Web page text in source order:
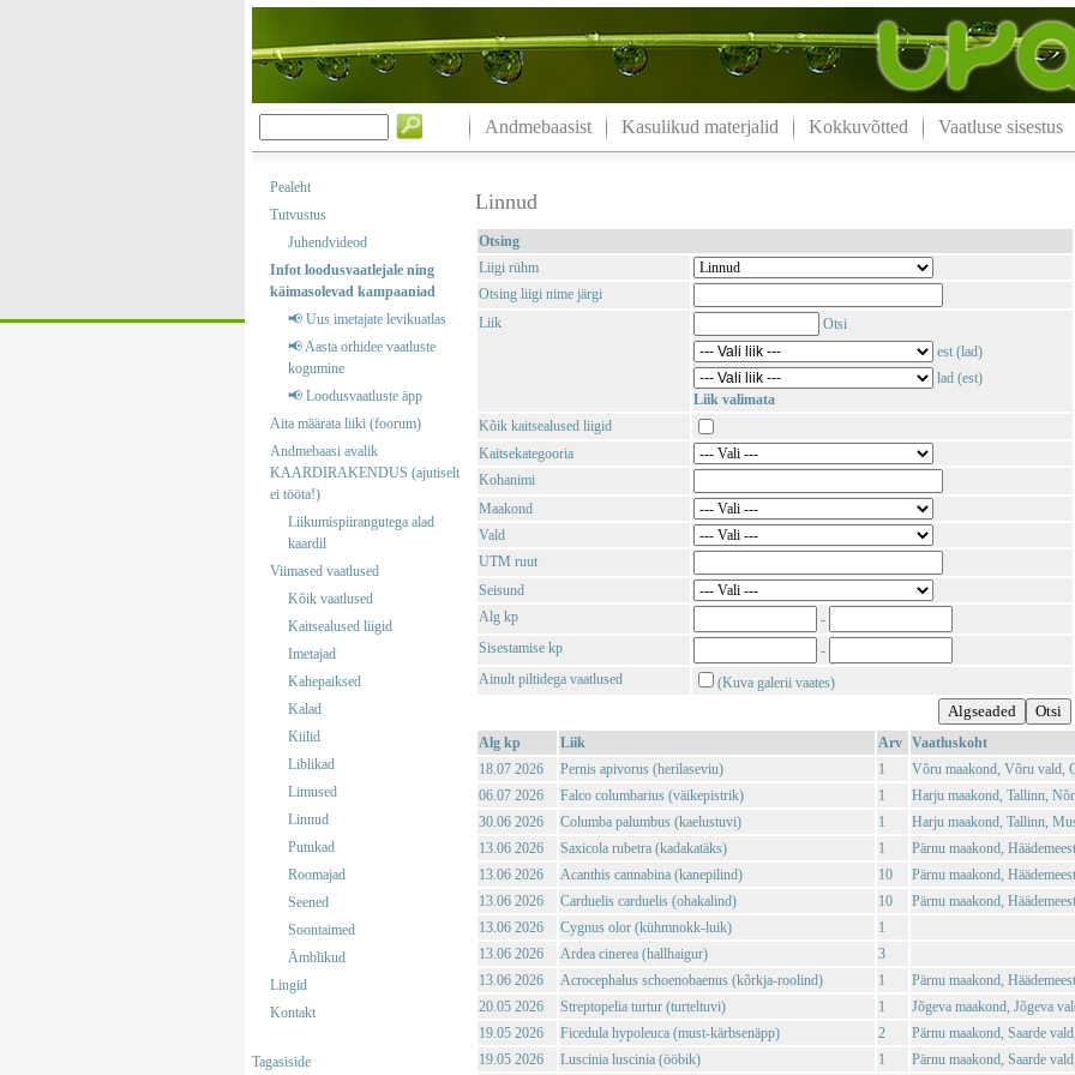
Andmebaasist Kasulikud materjalid Kokkuvõtted Vaatluse sisestus
Pealeht
Tutvustus
Juhendvideod
Infot loodusvaatlejale ning
käimasolevad kampaaniad
📢 Uus imetajate levikuatlas
📢 Aasta orhidee vaatluste
kogumine
📢 Loodusvaatluste äpp
Aita määrata liiki (foorum)
Andmebaasi avalik
KAARDIRAKENDUS (ajutiselt
ei tööta!)
Liikumispiirangutega alad
kaardil
Viimased vaatlused
Kõik vaatlused
Kaitsealused liigid
Imetajad
Kahepaiksed
Kalad
Kiilid
Liblikad
Limused
Linnud
Putukad
Roomajad
Seened
Soontaimed
Ämblikud
Lingid
Kontakt
Tagasiside
Linnud
Otsing
Liigi rühm
Otsing liigi nime järgi
Liik
Otsi
est (lad)
lad (est)
Liik valimata
Kõik kaitsealused liigid
Kaitsekategooria
Kohanimi
Maakond
Vald
UTM ruut
Seisund
Alg kp
-
Sisestamise kp
-
Ainult piltidega vaatlused
(Kuva galerii vaates)
Alg kp Liik Arv
Vaatluskoht
18.07 2026
Pernis apivorus (herilaseviu) 1
Võru maakond, Võru vald,
06.07 2026
Falco columbarius (väikepistrik) 1
Harju maakond, Tallinn,
30.06 2026
Columba palumbus (kaelustuvi) 1
Harju maakond, Tallinn,
13.06 2026
Saxicola rubetra (kadakatäks) 1
Pärnu maakond,
13.06 2026
Acanthis cannabina (kanepilind) 10
Pärnu maakond,
13.06 2026
Carduelis carduelis (ohakalind) 10
Pärnu maakond,
13.06 2026
Cygnus olor (kühmnokk-luik)
1
13.06 2026
Ardea cinerea (hallhaigur)
3
13.06 2026
Acrocephalus schoenobaenus (kõrkja-roolind) 1
Pärnu maakond,
20.05 2026
Streptopelia turtur (turteltuvi) 1
Jõgeva maakond, Jõgeva
19.05 2026
Ficedula hypoleuca (must-kärbsenäpp) 2
Pärnu maakond, Saarde
19.05 2026
Luscinia luscinia (ööbik) 1 Pärnu maakond, Saarde